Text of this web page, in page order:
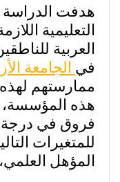
هدفت الدراسة
التعليمية
العربية
فيالجامعة
ممارستهم لهذه
هذه المؤسسة،
فروق في درجة
للمتغيرات
المؤهل